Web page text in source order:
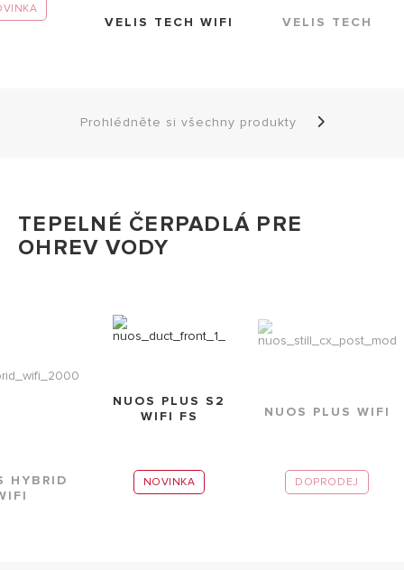
VELIS TECH WIFI VELIS TECH
Prohlédněte si všechny produkty
TEPELNÉ ČERPADLÁ PRE
OHREV VODY
HYBRID
NUOS PLUS S2
WIFI FS
NOVINKA
NUOS PLUS WIFI
DOPRODEJ